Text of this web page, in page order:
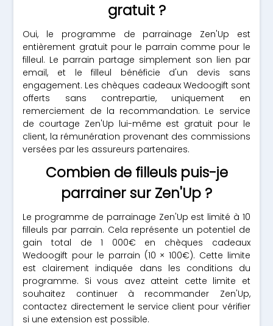
gratuit ?
Oui, le programme de parrainage Zen'Up est
entièrement gratuit pour le parrain comme pour le
filleul. Le parrain partage simplement son lien par
email, et le filleul bénéficie d'un devis sans
engagement. Les chèques cadeaux Wedoogift sont
offerts sans contrepartie, uniquement en
remerciement de la recommandation. Le service
de courtage Zen'Up lui-même est gratuit pour le
client, la rémunération provenant des commissions
versées par les assureurs partenaires.
Combien de filleuls puis-je
parrainer sur Zen'Up ?
Le programme de parrainage Zen'Up est limité à 10
filleuls par parrain. Cela représente un potentiel de
gain total de 1 000€ en chèques cadeaux
Wedoogift pour le parrain (10 × 100€). Cette limite
est clairement indiquée dans les conditions du
programme. Si vous avez atteint cette limite et
souhaitez continuer à recommander Zen'Up,
contactez directement le service client pour vérifier
si une extension est possible.